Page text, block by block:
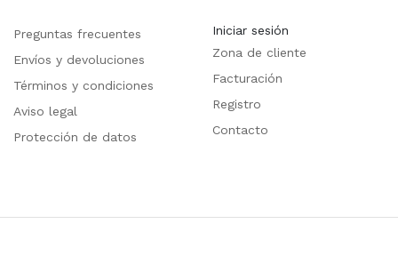
Preguntas frecuentes
Envíos y devoluciones
Términos y condiciones
Aviso legal
Protección de datos
Iniciar sesión
Zona de cliente
Facturación
Registro
Contacto